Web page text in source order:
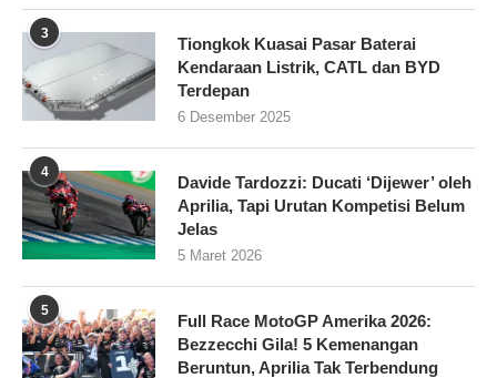
3
Tiongkok Kuasai Pasar Baterai
Kendaraan Listrik, CATL dan BYD
Terdepan
6 Desember 2025
4
Davide Tardozzi: Ducati ‘Dijewer’ oleh
Aprilia, Tapi Urutan Kompetisi Belum
Jelas
5 Maret 2026
5
Full Race MotoGP Amerika 2026:
Bezzecchi Gila! 5 Kemenangan
Beruntun, Aprilia Tak Terbendung